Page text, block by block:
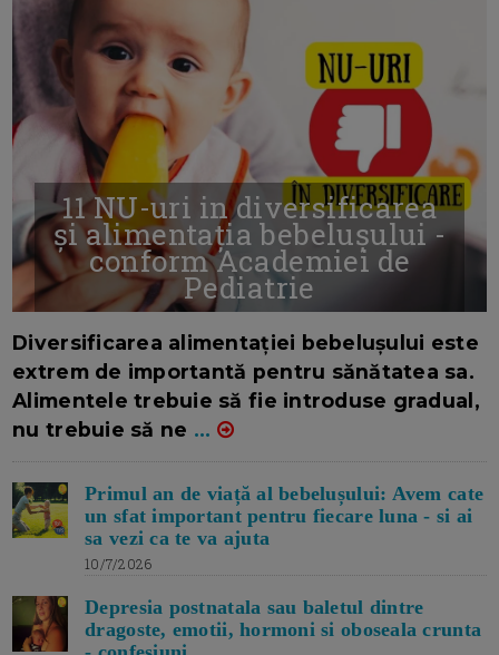
11 NU-uri in diversificarea
și alimentația bebelușului -
conform Academiei de
Pediatrie
Diversificarea alimentației bebelușului este
extrem de importantă pentru sănătatea sa.
Alimentele trebuie să fie introduse gradual,
nu trebuie să ne ...
Primul an de viață al bebelușului: Avem cate
un sfat important pentru fiecare luna - si ai
sa vezi ca te va ajuta
10/7/2026
Depresia postnatala sau baletul dintre
dragoste, emotii, hormoni si oboseala crunta